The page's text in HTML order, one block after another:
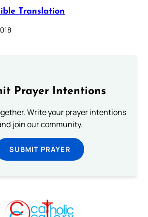
Translation
Prayer Intentions
Write your prayer intentions
join our community.
SUBMIT PRAYER